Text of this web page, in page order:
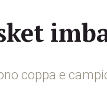
coppa e